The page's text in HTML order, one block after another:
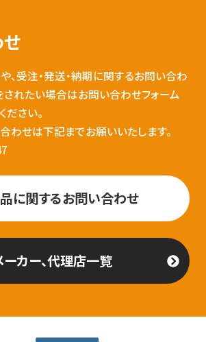
、受注・発送・納期に関するお問い合わ
されたい場合はお問い合わせフォーム
さい。
わせは下記までお願いいたします。
に関するお問い合わせ
ーカー、代理店一覧